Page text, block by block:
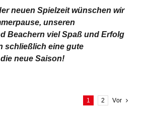
neuen Spielzeit wünschen wir
unseren
Beachern viel Spaß und Erfolg
schließlich eine gute
neue Saison!
1 2 Vor